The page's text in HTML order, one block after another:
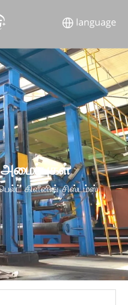
கிளீனிங் சிஸ்டம்ஸ்